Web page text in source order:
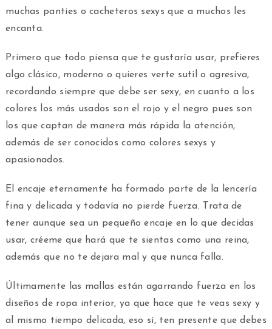
muchas panties o cacheteros sexys que a muchos les
encanta.
Primero que todo piensa que te gustaría usar, prefieres
algo clásico, moderno o quieres verte sutil o agresiva,
recordando siempre que debe ser sexy, en cuanto a los
colores los más usados son el rojo y el negro pues son
los que captan de manera más rápida la atención,
además de ser conocidos como colores sexys y
apasionados.
El encaje eternamente ha formado parte de la lencería
fina y delicada y todavía no pierde fuerza. Trata de
tener aunque sea un pequeño encaje en lo que decidas
usar, créeme que hará que te sientas como una reina,
además que no te dejara mal y que nunca falla.
Últimamente las mallas están agarrando fuerza en los
diseños de ropa interior, ya que hace que te veas sexy y
al mismo tiempo delicada, eso sí, ten presente que debes